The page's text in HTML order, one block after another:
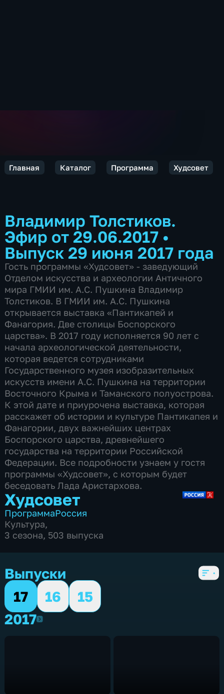
Главная Каталог Программа Худсовет
Владимир Толстиков.
Эфир от 29.06.2017 •
Выпуск 29 июня 2017 года
Гость программы «Худсовет» - заведующий
Отделом искусства и археологии Античного
мира ГМИИ им. А.С. Пушкина Владимир
Толстиков. В ГМИИ им. А.С. Пушкина
открывается выставка «Пантикапей и
Фанагория. Две столицы Боспорского
царства». В 2017 году исполняется 90 лет с
начала археологической деятельности,
которая ведется сотрудниками
Государственного музея изобразительных
искусств имени А.С. Пушкина на территории
Восточного Крыма и Таманского полуострова.
К этой дате и приурочена выставка, которая
расскажет об истории и культуре Пантикапея и
Фанагории, двух важнейших центрах
Боспорского царства, древнейшего
государства на территории Российской
Федерации. Все подробности узнаем у гостя
программы «Худсовет», с которым будет
беседовать Лада Аристархова.
Худсовет
ПрограммаРоссия
Культура,
3 сезона, 503 выпуска
Выпуски
17
16
15
20172017